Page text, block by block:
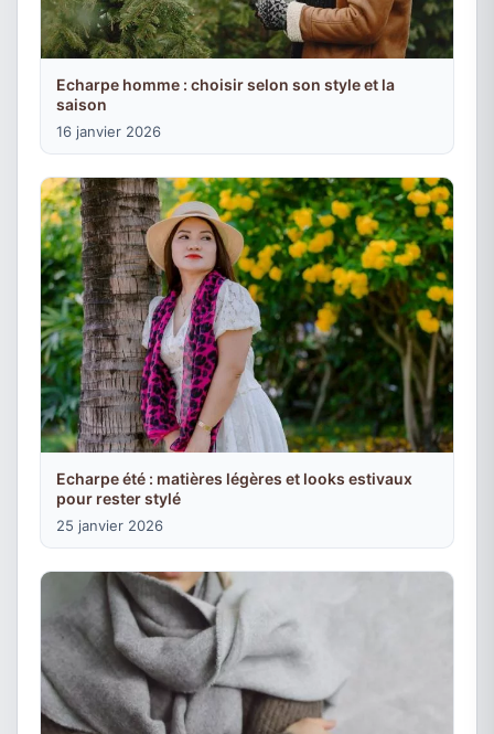
Echarpe homme : choisir selon son style et la
saison
16 janvier 2026
Echarpe été : matières légères et looks estivaux
pour rester stylé
25 janvier 2026